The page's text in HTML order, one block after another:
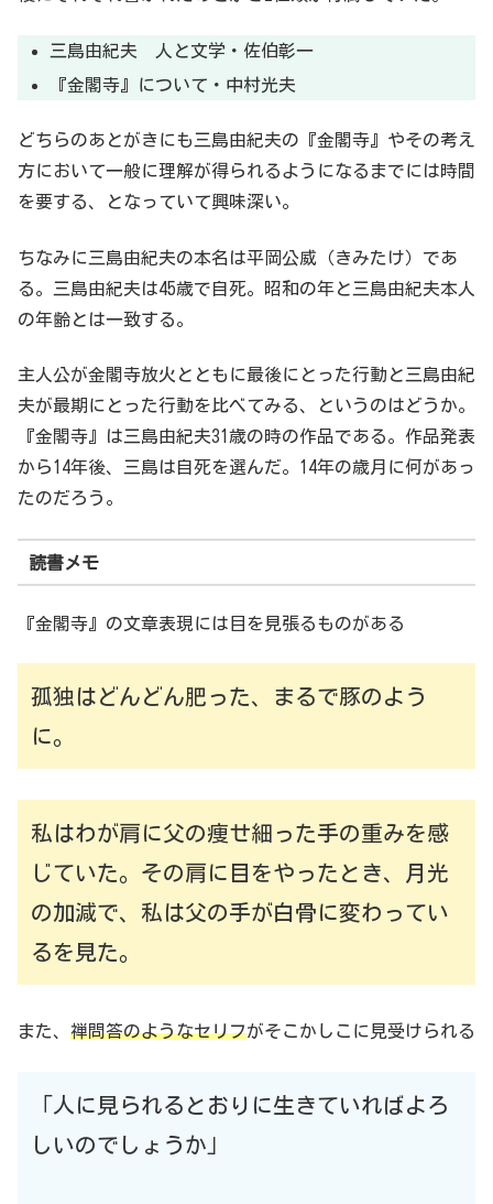
三島由紀夫 人と文学・佐伯彰一
『金閣寺』について・中村光夫
どちらのあとがきにも三島由紀夫の『金閣寺』やその考え
方において一般に理解が得られるようになるまでには時間
を要する、となっていて興味深い。
ちなみに三島由紀夫の本名は平岡公威（きみたけ）であ
る。三島由紀夫は45歳で自死。昭和の年と三島由紀夫本人
の年齢とは一致する。
主人公が金閣寺放火とともに最後にとった行動と三島由紀
夫が最期にとった行動を比べてみる、というのはどうか。
『金閣寺』は三島由紀夫31歳の時の作品である。作品発表
から14年後、三島は自死を選んだ。14年の歳月に何があっ
たのだろう。
読書メモ
『金閣寺』の文章表現には目を見張るものがある
孤独はどんどん肥った、まるで豚のよう
に。
私はわが肩に父の痩せ細った手の重みを感
じていた。その肩に目をやったとき、月光
の加減で、私は父の手が白骨に変わってい
るを見た。
また、 禅問答のようなセリフがそこかしこに見受けられる
「人に見られるとおりに生きていればよろ
しいのでしょうか」